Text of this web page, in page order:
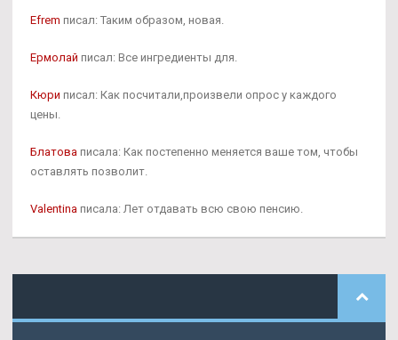
Efrem писал: Таким образом, новая.
Ермолай писал: Все ингредиенты для.
Кюри писал: Как посчитали,произвели опрос у каждого
цены.
Блатова писала: Как постепенно меняется ваше том, чтобы
оставлять позволит.
Valentina писала: Лет отдавать всю свою пенсию.